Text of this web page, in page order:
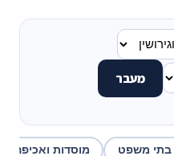
מעבר
בתי משפט מוסדות ואכיפה